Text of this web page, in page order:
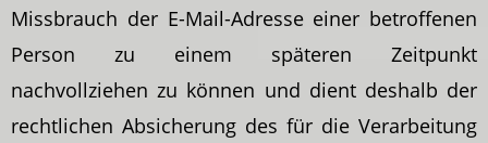
Missbrauch der E-Mail-Adresse einer betroffenen
Person zu einem späteren Zeitpunkt
nachvollziehen zu können und dient deshalb der
rechtlichen Absicherung des für die Verarbeitung